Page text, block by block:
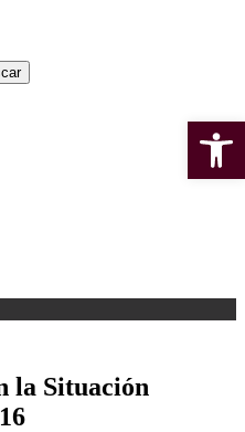
la Situación